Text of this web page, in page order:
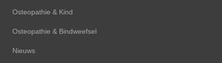
Osteopathie & Kind
Osteopathie & Bindweefsel
Nieuws